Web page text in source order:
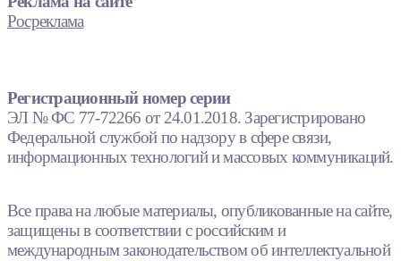
Росреклама
Регистрационный номер серии
ЭЛ № ФС 77-72266 от 24.01.2018. Зарегистрировано
Федеральной службой по надзору в сфере связи,
информационных технологий и массовых коммуникаций.
Все права на любые материалы, опубликованные на сайте,
защищены в соответствии с российским и
международным законодательством об интеллектуальной